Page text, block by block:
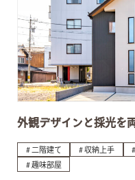
外観デザインと採光を
二階建て 収納上手
趣味部屋